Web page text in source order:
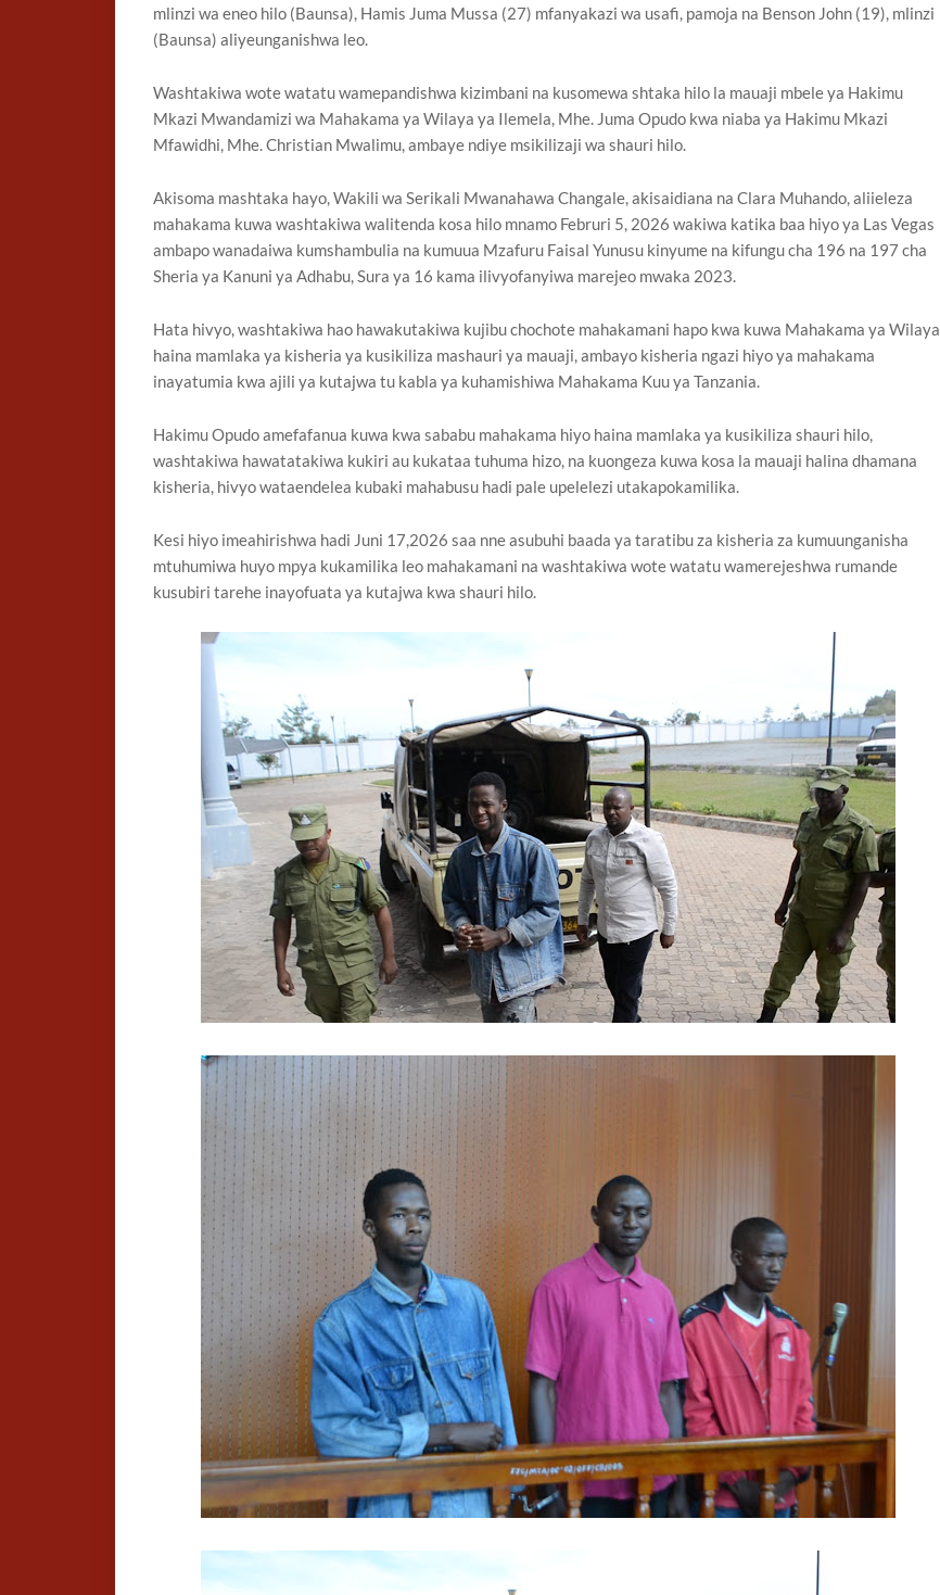
mlinzi wa eneo hilo (Baunsa), Hamis Juma Mussa (27) mfanyakazi wa usafi, pamoja na Benson John (19), mlinzi
(Baunsa) aliyeunganishwa leo.
Washtakiwa wote watatu wamepandishwa kizimbani na kusomewa shtaka hilo la mauaji mbele ya Hakimu
Mkazi Mwandamizi wa Mahakama ya Wilaya ya Ilemela, Mhe. Juma Opudo kwa niaba ya Hakimu Mkazi
Mfawidhi, Mhe. Christian Mwalimu, ambaye ndiye msikilizaji wa shauri hilo.
Akisoma mashtaka hayo, Wakili wa Serikali Mwanahawa Changale, akisaidiana na Clara Muhando, aliieleza
mahakama kuwa washtakiwa walitenda kosa hilo mnamo Februri 5, 2026 wakiwa katika baa hiyo ya Las Vegas
ambapo wanadaiwa kumshambulia na kumuua Mzafuru Faisal Yunusu kinyume na kifungu cha 196 na 197 cha
Sheria ya Kanuni ya Adhabu, Sura ya 16 kama ilivyofanyiwa marejeo mwaka 2023.
Hata hivyo, washtakiwa hao hawakutakiwa kujibu chochote mahakamani hapo kwa kuwa Mahakama ya Wilaya
haina mamlaka ya kisheria ya kusikiliza mashauri ya mauaji, ambayo kisheria ngazi hiyo ya mahakama
inayatumia kwa ajili ya kutajwa tu kabla ya kuhamishiwa Mahakama Kuu ya Tanzania.
Hakimu Opudo amefafanua kuwa kwa sababu mahakama hiyo haina mamlaka ya kusikiliza shauri hilo,
washtakiwa hawatatakiwa kukiri au kukataa tuhuma hizo, na kuongeza kuwa kosa la mauaji halina dhamana
kisheria, hivyo wataendelea kubaki mahabusu hadi pale upelelezi utakapokamilika.
Kesi hiyo imeahirishwa hadi Juni 17,2026 saa nne asubuhi baada ya taratibu za kisheria za kumuunganisha
mtuhumiwa huyo mpya kukamilika leo mahakamani na washtakiwa wote watatu wamerejeshwa rumande
kusubiri tarehe inayofuata ya kutajwa kwa shauri hilo.